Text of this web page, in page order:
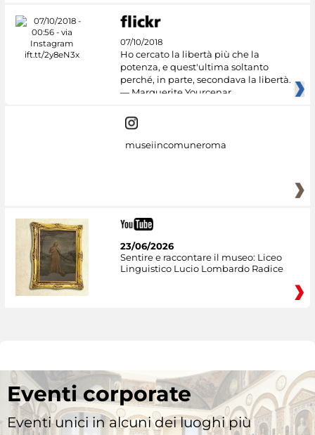
07/10/2018
Ho cercato la libertà più che la
potenza, e quest'ultima soltanto
perché, in parte, secondava la libertà.
— Marguerite Yourcenar
museiincomuneroma
23/06/2026
Sentire e raccontare il museo: Liceo
Linguistico Lucio Lombardo Radice
Eventi corporate
Eventi unici in alcuni dei luoghi più